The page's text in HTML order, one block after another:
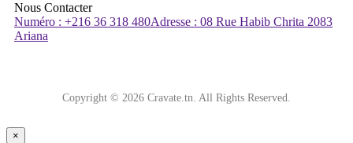
Nous Contacter
Numéro : +216 36 318 480Adresse : 08 Rue Habib Chrita 2083
Ariana
Copyright © 2026 Cravate.tn. All Rights Reserved.
×